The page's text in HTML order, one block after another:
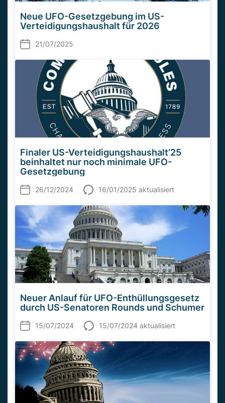
Neue UFO-Gesetzgebung im US-
Verteidigungshaushalt für 2026
21/07/2025
Finaler US-Verteidigungshaushalt’25
beinhaltet nur noch minimale UFO-
Gesetzgebung
26/12/2024 16/01/2025 aktualisiert
Neuer Anlauf für UFO-Enthüllungsgesetz
durch US-Senatoren Rounds und Schumer
15/07/2024 15/07/2024 aktualisiert